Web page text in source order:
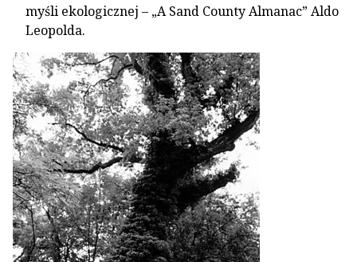
myśli ekologicznej – „A Sand County Almanac” Aldo
Leopolda.